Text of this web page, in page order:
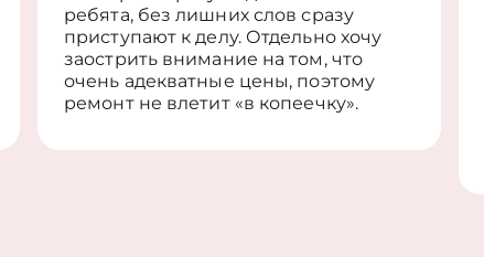
ребята, без лишних слов сразу
приступают к делу. Отдельно хочу
заострить внимание на том, что
очень адекватные цены, поэтому
ремонт не влетит «в копеечку».